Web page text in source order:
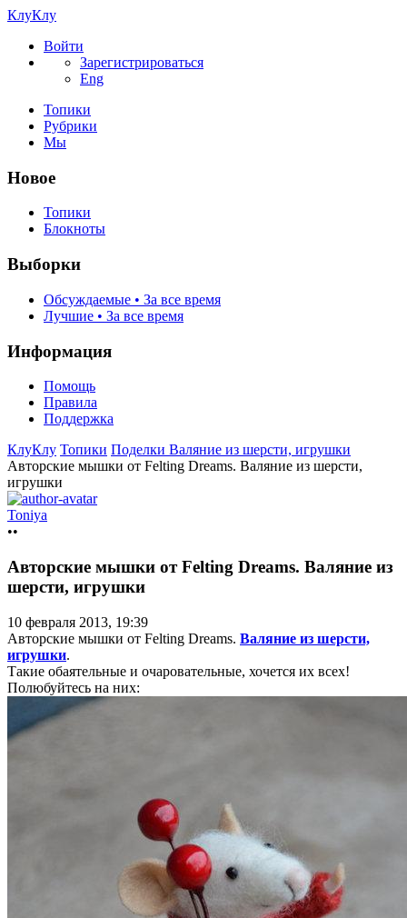
КлуКлу
Войти
Зарегистрироваться
Eng
Топики
Рубрики
Мы
Новое
Топики
Блокноты
Выборки
Обсуждаемые • За все время
Лучшие • За все время
Информация
Помощь
Правила
Поддержка
КлуКлу Топики Поделки Валяние из шерсти, игрушки
Авторские мышки от Felting Dreams. Валяние из шерсти,
игрушки
Toniya
••
Авторские мышки от Felting Dreams. Валяние из
шерсти, игрушки
10 февраля 2013, 19:39
Авторские мышки от Felting Dreams. Валяние из шерсти,
игрушки.
Такие обаятельные и очаровательные, хочется их всех!
Полюбуйтесь на них: